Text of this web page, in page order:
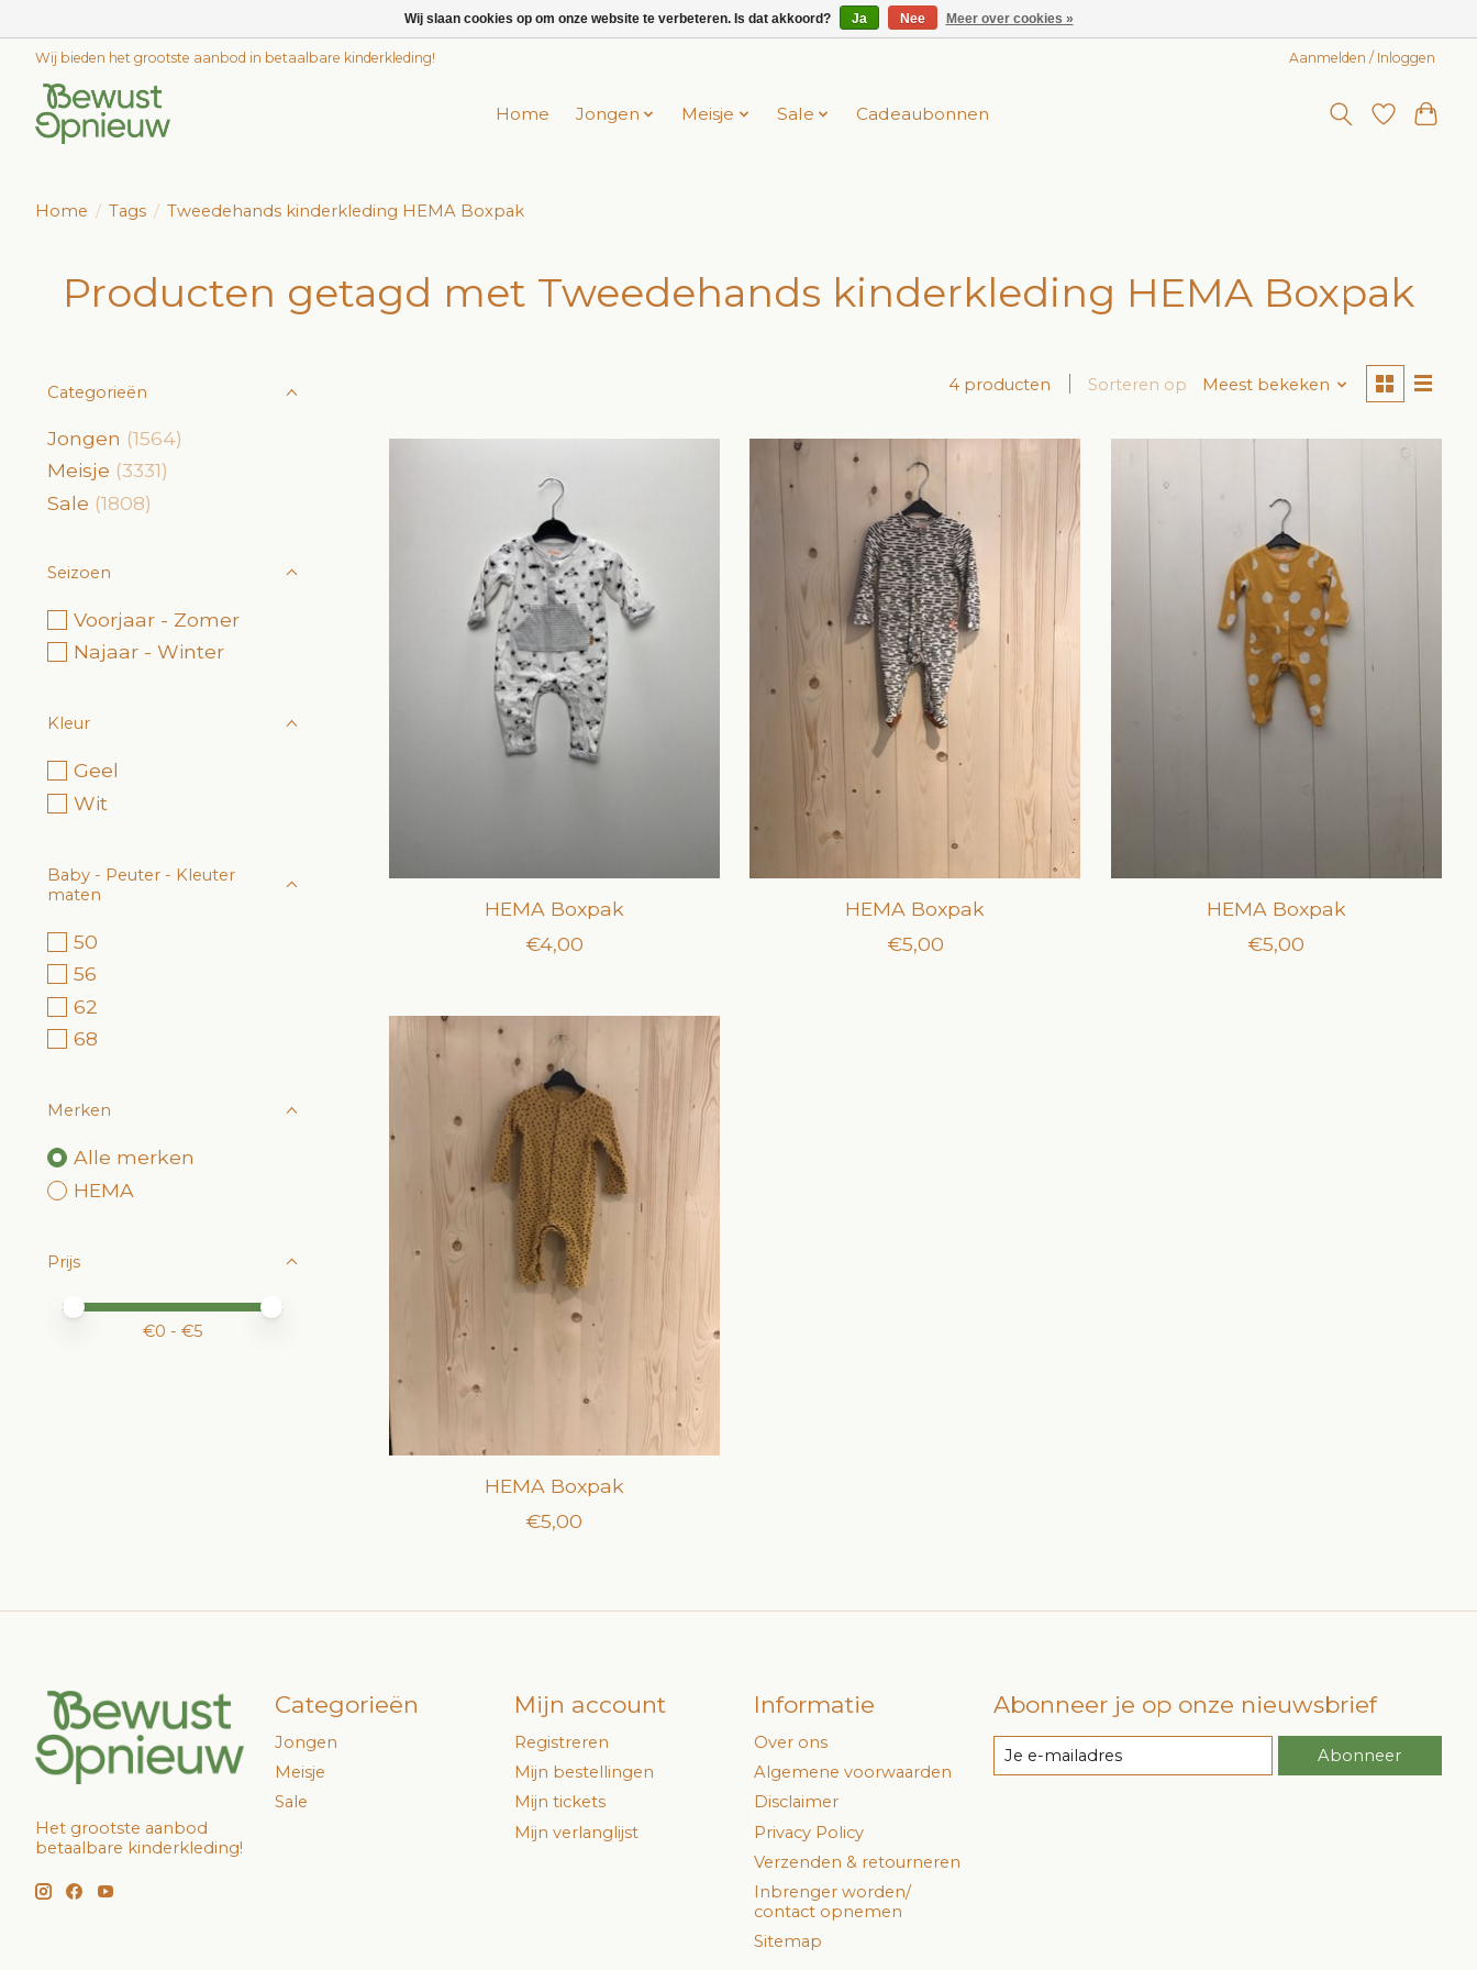
Wij bieden het grootste aanbod in betaalbare kinderkleding! Aanmelden / Inloggen
Home Jongen Meisje Sale Cadeaubonnen
Home / Tags / Tweedehands kinderkleding HEMA Boxpak
Producten getagd met Tweedehands kinderkleding HEMA Boxpak
Categorieën
Jongen (1564)
Meisje (3331)
Sale (1808)
Seizoen
Voorjaar - Zomer
Najaar - Winter
Kleur
Geel
Wit
Baby - Peuter - Kleuter
maten
50
56
62
68
Merken
Alle merken
HEMA
Prijs
Minimale prijswaarde
Price maximum value
€0 - €5
4 producten Sorteren op Meest bekeken
HEMA Boxpak
€4,00
HEMA Boxpak
€5,00
HEMA Boxpak
€5,00
HEMA Boxpak
€5,00
Het grootste aanbod
betaalbare kinderkleding!
Categorieën
Jongen
Meisje
Sale
Mijn account
Registreren
Mijn bestellingen
Mijn tickets
Mijn verlanglijst
Informatie
Over ons
Algemene voorwaarden
Disclaimer
Privacy Policy
Verzenden & retourneren
Inbrenger worden/
contact opnemen
Sitemap
Abonneer je op onze nieuwsbrief
Abonneer
Wij slaan cookies op om onze website te verbeteren. Is dat akkoord? Ja Nee Meer over cookies »